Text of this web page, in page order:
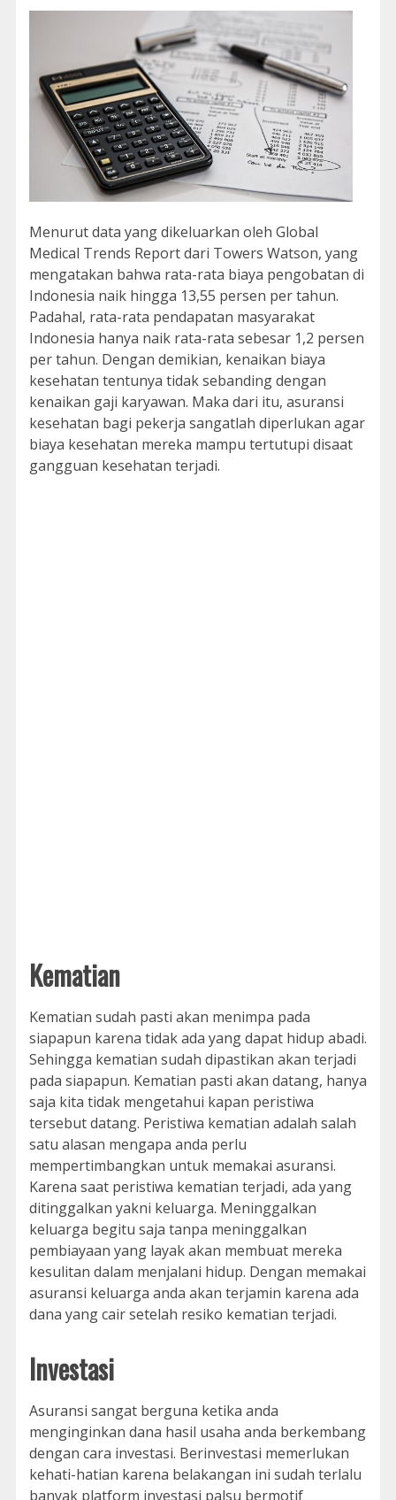
Menurut data yang dikeluarkan oleh Global
Medical Trends Report dari Towers Watson, yang
mengatakan bahwa rata-rata biaya pengobatan di
Indonesia naik hingga 13,55 persen per tahun.
Padahal, rata-rata pendapatan masyarakat
Indonesia hanya naik rata-rata sebesar 1,2 persen
per tahun. Dengan demikian, kenaikan biaya
kesehatan tentunya tidak sebanding dengan
kenaikan gaji karyawan. Maka dari itu, asuransi
kesehatan bagi pekerja sangatlah diperlukan agar
biaya kesehatan mereka mampu tertutupi disaat
gangguan kesehatan terjadi.
Kematian
Kematian sudah pasti akan menimpa pada
siapapun karena tidak ada yang dapat hidup abadi.
Sehingga kematian sudah dipastikan akan terjadi
pada siapapun. Kematian pasti akan datang, hanya
saja kita tidak mengetahui kapan peristiwa
tersebut datang. Peristiwa kematian adalah salah
satu alasan mengapa anda perlu
mempertimbangkan untuk memakai asuransi.
Karena saat peristiwa kematian terjadi, ada yang
ditinggalkan yakni keluarga. Meninggalkan
keluarga begitu saja tanpa meninggalkan
pembiayaan yang layak akan membuat mereka
kesulitan dalam menjalani hidup. Dengan memakai
asuransi keluarga anda akan terjamin karena ada
dana yang cair setelah resiko kematian terjadi.
Investasi
Asuransi sangat berguna ketika anda
menginginkan dana hasil usaha anda berkembang
dengan cara investasi. Berinvestasi memerlukan
kehati-hatian karena belakangan ini sudah terlalu
banyak platform investasi palsu bermotif